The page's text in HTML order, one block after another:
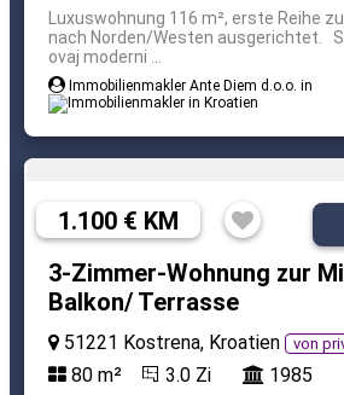
Luxuswohnung 116 m², erste Reihe
nach Norden/Westen ausgerichtet.
ovaj moderni ...
Immobilienmakler Ante Diem d.o.o. in
1.100 € KM
3-Zimmer-Wohnung zur
Balkon/ Terrasse
51221 Kostrena, Kroatien von
80 m² 3.0 Zi 1985